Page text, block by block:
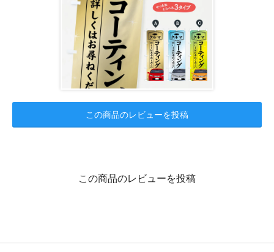
この商品のレビューを投稿
この商品のレビューを投稿